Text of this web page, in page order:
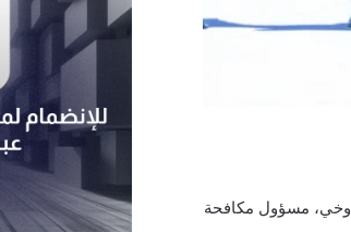
دوخي، مسؤول مكافحة